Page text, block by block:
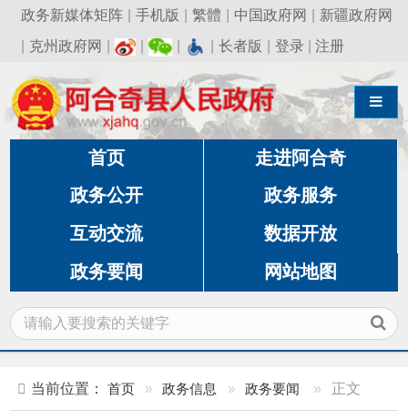
政务新媒体矩阵 | 手机版 繁體 | 中国政府网 | 新疆政府网
克州政府网 | | | 长者版 | 登录|注册
导航切换
首页 走进阿合奇
政务公开 政务服务
互动交流 数据开放
政务要闻 网站地图
当前位置： 首页 » 政务信息 » 政务要闻 » 正文
冬春守护“不缺位”！阿合奇多部